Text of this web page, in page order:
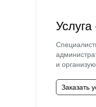
и
Заказать